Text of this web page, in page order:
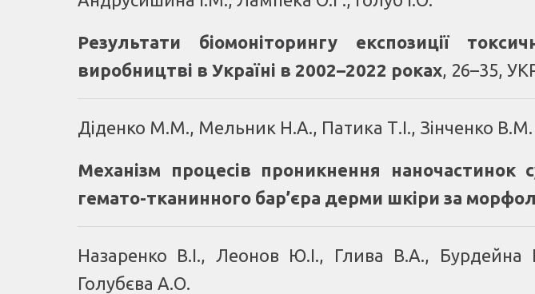
Результати біомоніторингу експозиції
виробництві в Україні в 2002–2022 роках, 26–35,
Діденко М.М., Мельник Н.А., Патика Т.І., Зінченко В.М.
Механізм процесів проникнення наночастинок
гемато-тканинного бар’єра дерми шкіри за
Назаренко В.І., Леонов Ю.І., Глива В.А., Бурдейна
Голубєва А.О.